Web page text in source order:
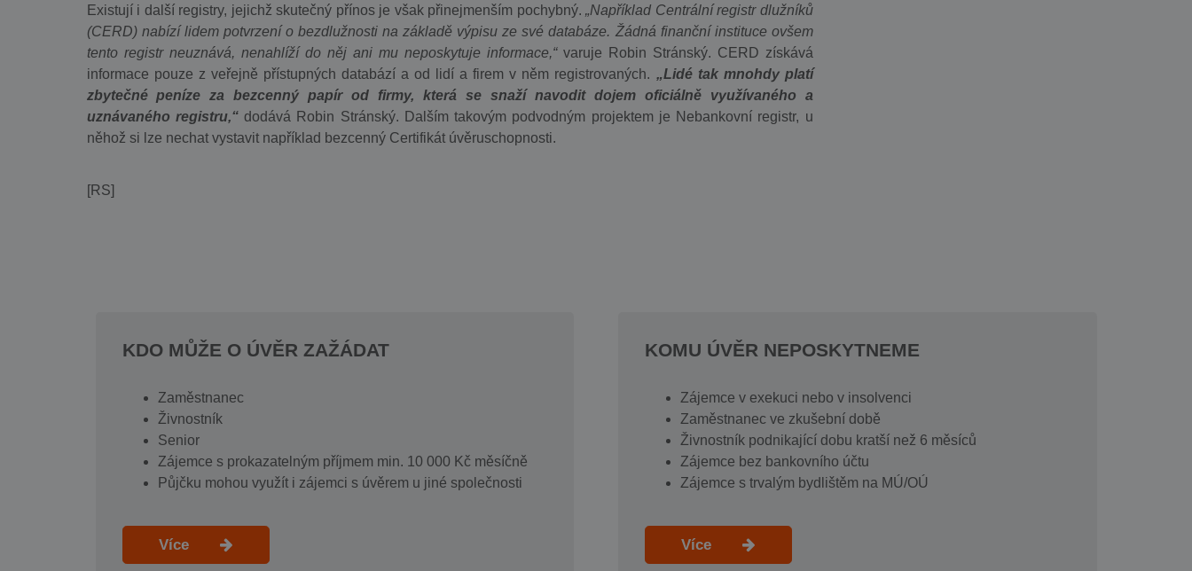
Existují i další registry, jejichž skutečný přínos je však přinejmenším pochybný.„Například Centrální registr dlužníků
(CERD) nabízí lidem potvrzení o bezdlužnosti na základě výpisu ze své databáze. Žádná finanční instituce ovšem
tento registr neuznává, nenahlíží do něj ani mu neposkytuje informace,“varuje Robin Stránský. CERD získává
informace pouze z veřejně přístupných databází a od lidí a firem v něm registrovaných. „Lidé tak mnohdy platí
zbytečné peníze za bezcenný papír od firmy, která se snaží navodit dojem oficiálně využívaného a
uznávaného registru,“dodává Robin Stránský. Dalším takovým podvodným projektem je Nebankovní registr, u
něhož si lze nechat vystavit například bezcenný Certifikát úvěruschopnosti.
[RS]
KDO MŮŽE O ÚVĚR ZAŽÁDAT
Zaměstnanec
Živnostník
Senior
Zájemce s prokazatelným příjmem min. 10 000 Kč měsíčně
Půjčku mohou využít i zájemci s úvěrem u jiné společnosti
Více
KOMU ÚVĚR NEPOSKYTNEME
Zájemce v exekuci nebo v insolvenci
Zaměstnanec ve zkušební době
Živnostník podnikající dobu kratší než 6 měsíců
Zájemce bez bankovního účtu
Zájemce s trvalým bydlištěm na MÚ/OÚ
Více